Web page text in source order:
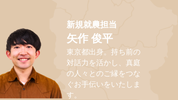
新規就農担当
矢作 俊平
東京都出身。持ち前の
対話力を活かし、真庭
の人々とのご縁をつな
ぐお手伝いをいたしま
す。